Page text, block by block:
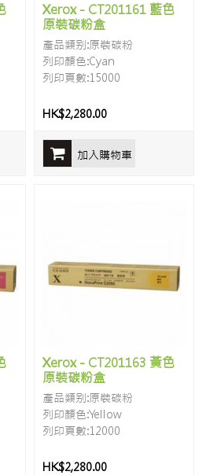
Xerox - CT201161 藍色
原裝碳粉盒
產品類别:原裝碳粉
列印顏色:Cyan
列印頁數:15000
HK$2,280.00
加入購物車
Xerox - CT201163 黃色
原裝碳粉盒
產品類别:原裝碳粉
列印顏色:Yellow
列印頁數:12000
HK$2,280.00